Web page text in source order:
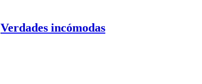
Verdades incómodas